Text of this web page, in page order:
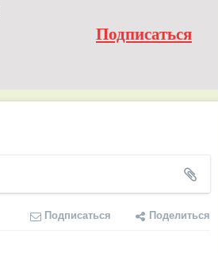
Подписаться
Подписаться Поделиться